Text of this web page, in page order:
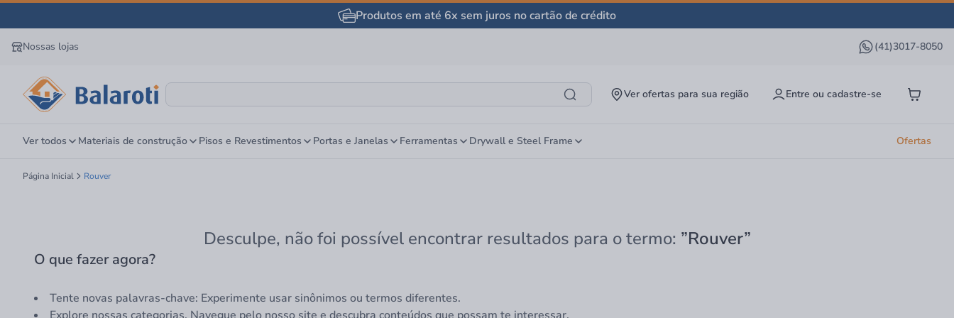
Produtos em até 6x sem juros no cartão de crédito
Nossas lojas (41)3017-8050
Ver ofertas para sua região Entre ou cadastre-se
Ver todos Materiais de construção Pisos e Revestimentos Portas e Janelas Ferramentas Drywall e Steel Frame Ofertas
Página Inicial Rouver
Desculpe, não foi possível encontrar resultados para o termo: ”Rouver”
O que fazer agora?
Tente novas palavras-chave: Experimente usar sinônimos ou termos diferentes.